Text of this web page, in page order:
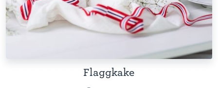
Flaggkake